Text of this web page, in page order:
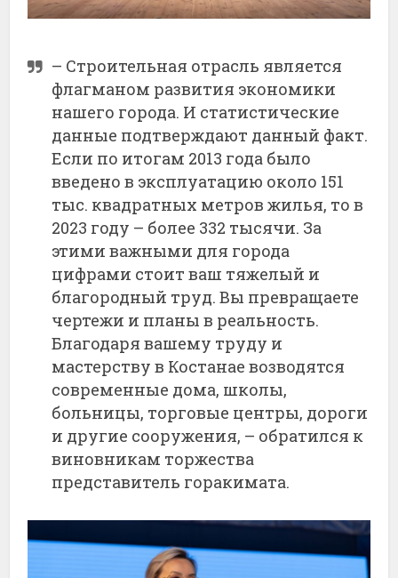
– Строительная отрасль является
флагманом развития экономики
нашего города. И статистические
данные подтверждают данный факт.
Если по итогам 2013 года было
введено в эксплуатацию около 151
тыс. квадратных метров жилья, то в
2023 году – более 332 тысячи. За
этими важными для города
цифрами стоит ваш тяжелый и
благородный труд. Вы превращаете
чертежи и планы в реальность.
Благодаря вашему труду и
мастерству в Костанае возводятся
современные дома, школы,
больницы, торговые центры, дороги
и другие сооружения, – обратился к
виновникам торжества
представитель горакимата.